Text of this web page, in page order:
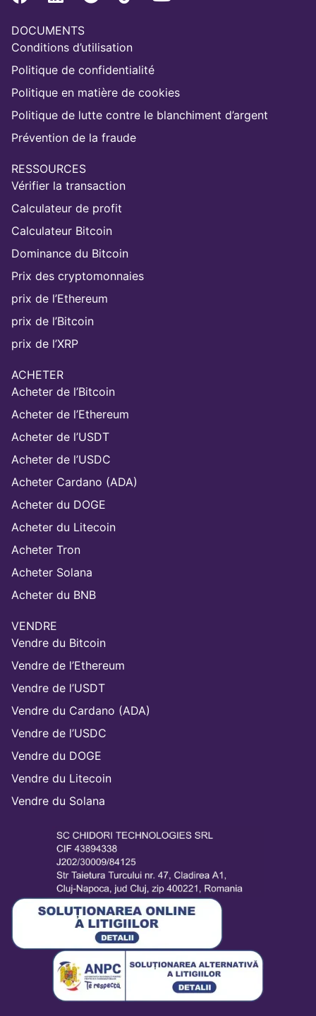
DOCUMENTS
Conditions d’utilisation
Politique de confidentialité
Politique en matière de cookies
Politique de lutte contre le blanchiment d’argent
Prévention de la fraude
RESSOURCES
Vérifier la transaction
Calculateur de profit
Calculateur Bitcoin
Dominance du Bitcoin
Prix des cryptomonnaies
prix de l’Ethereum
prix de l’Bitcoin
prix de l’XRP
ACHETER
Acheter de l’Bitcoin
Acheter de l’Ethereum
Acheter de l’USDT
Acheter de l’USDC
Acheter Cardano (ADA)
Acheter du DOGE
Acheter du Litecoin
Acheter Tron
Acheter Solana
Acheter du BNB
VENDRE
Vendre du Bitcoin
Vendre de l’Ethereum
Vendre de l’USDT
Vendre du Cardano (ADA)
Vendre de l’USDC
Vendre du DOGE
Vendre du Litecoin
Vendre du Solana